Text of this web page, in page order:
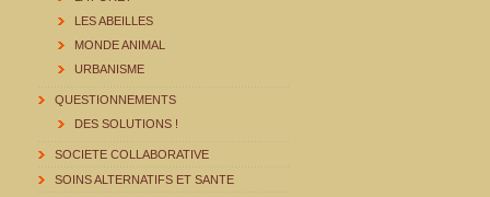
LES ABEILLES
MONDE ANIMAL
URBANISME
QUESTIONNEMENTS
DES SOLUTIONS !
SOCIETE COLLABORATIVE
SOINS ALTERNATIFS ET SANTE